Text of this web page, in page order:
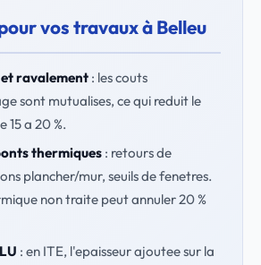
vos travaux à Belleu
et ravalement: les couts
sont mutualises, ce qui reduit le
15 a 20 %.
thermiques: retours de
plancher/mur, seuils de fenetres.
non traite peut annuler 20 %
: en ITE, l'epaisseur ajoutee sur la